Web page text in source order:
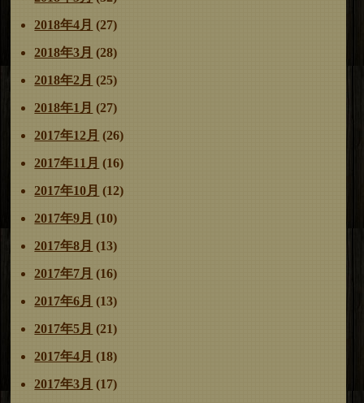
2018年4月 (27)
2018年3月 (28)
2018年2月 (25)
2018年1月 (27)
2017年12月 (26)
2017年11月 (16)
2017年10月 (12)
2017年9月 (10)
2017年8月 (13)
2017年7月 (16)
2017年6月 (13)
2017年5月 (21)
2017年4月 (18)
2017年3月 (17)